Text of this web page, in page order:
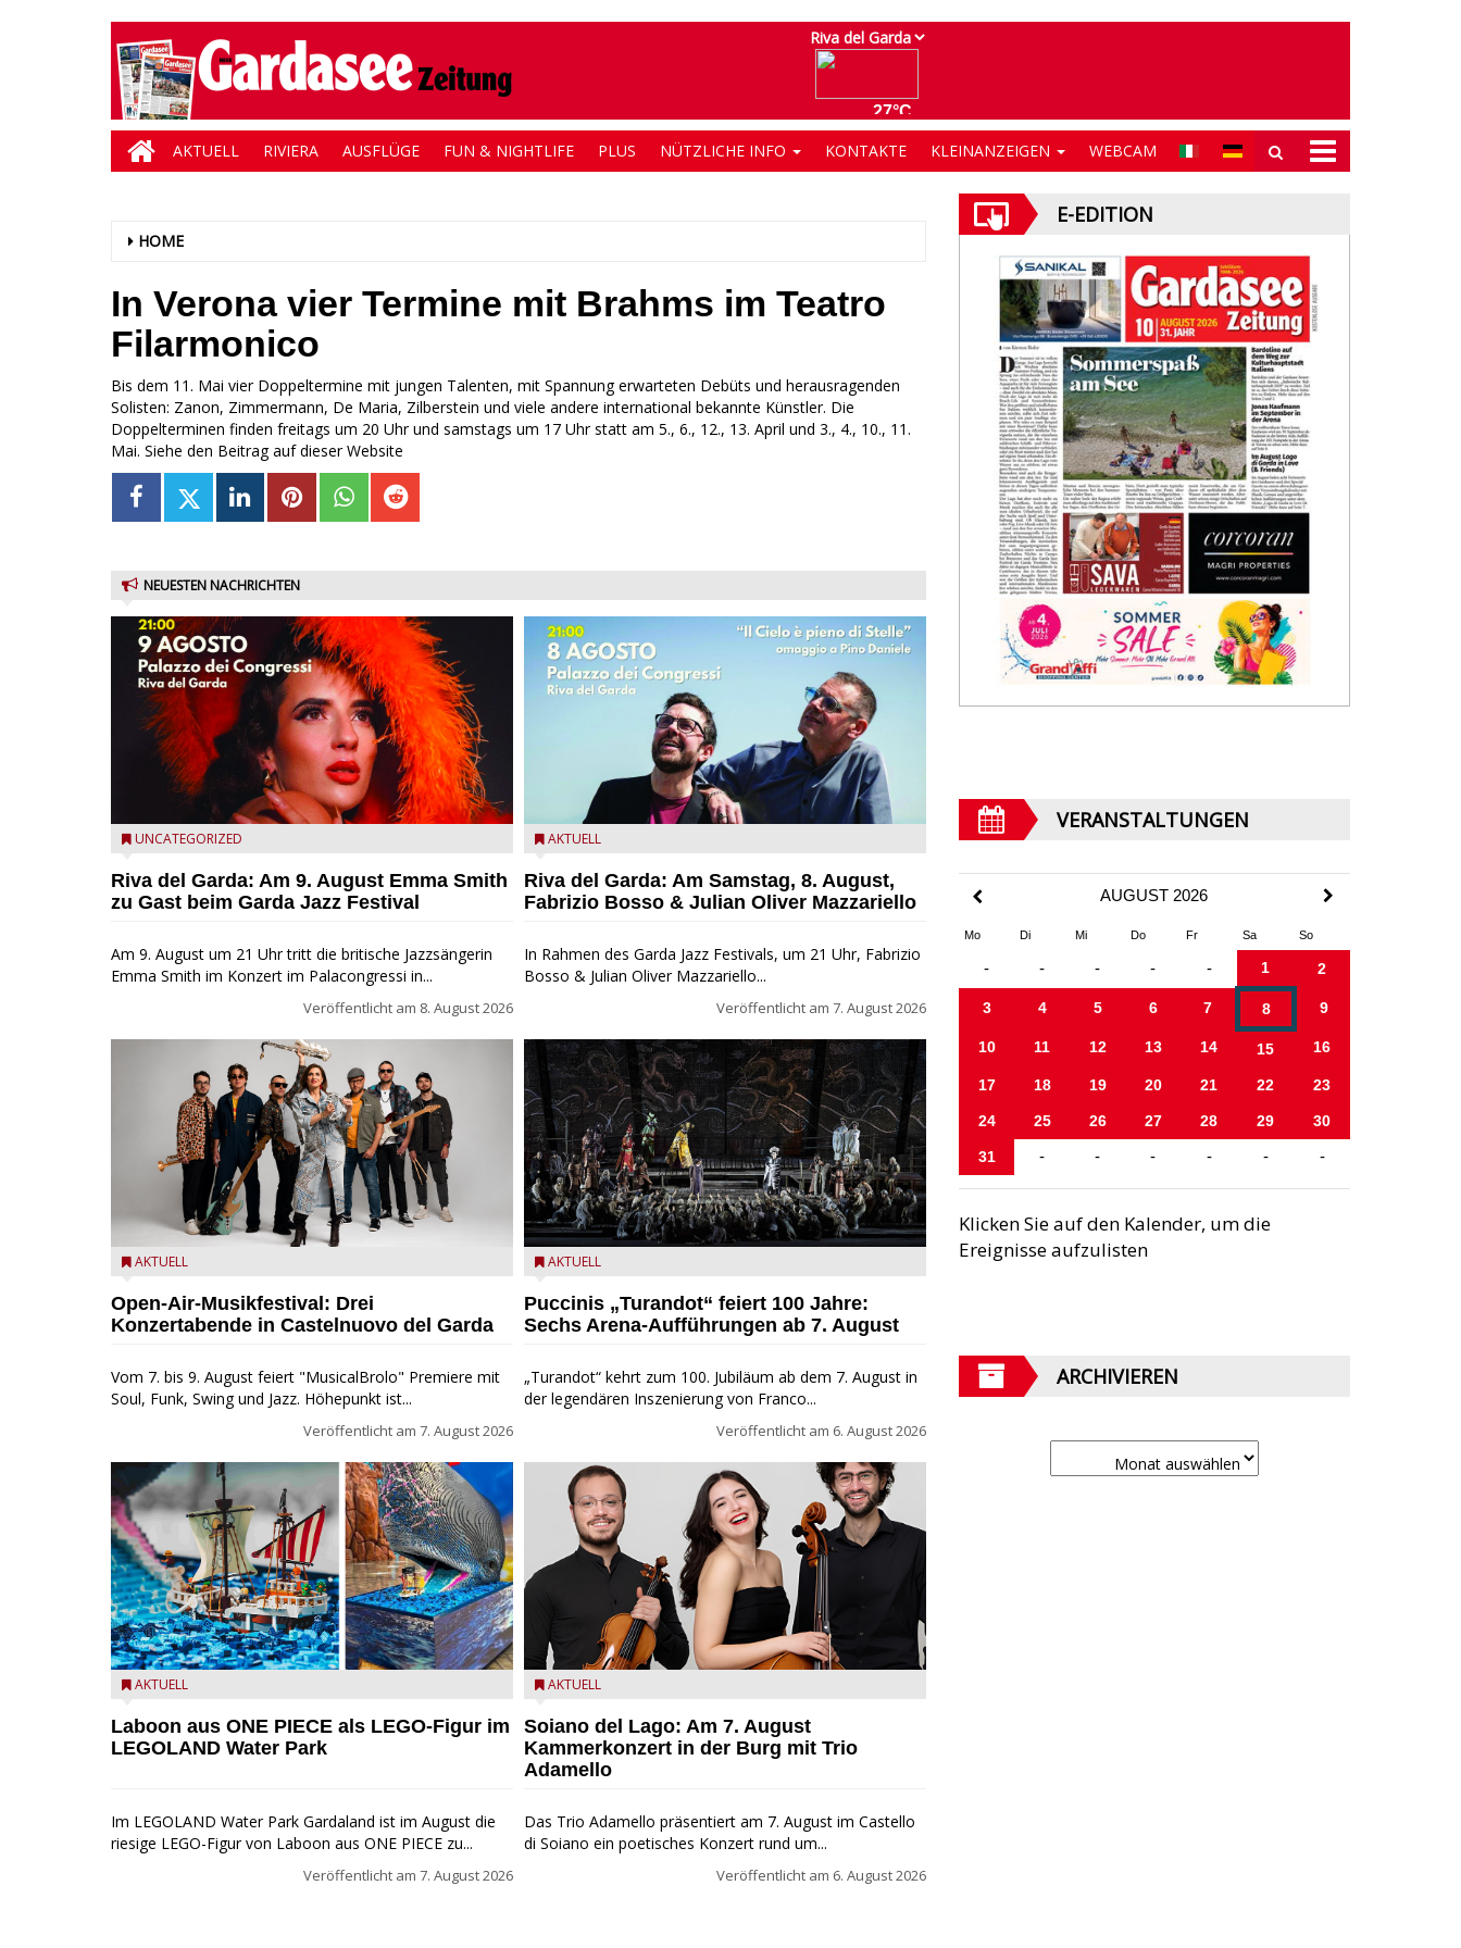
AKTUELL RIVIERA AUSFLÜGE FUN & NIGHTLIFE PLUS NÜTZLICHE INFO KONTAKTE KLEINANZEIGEN WEBCAM
HOME
In Verona vier Termine mit Brahms im Teatro
Filarmonico
Bis dem 11. Mai vier Doppeltermine mit jungen Talenten, mit Spannung erwarteten Debüts und herausragenden
Solisten: Zanon, Zimmermann, De Maria, Zilberstein und viele andere international bekannte Künstler. Die
Doppelterminen finden freitags um 20 Uhr und samstags um 17 Uhr statt am 5., 6., 12., 13. April und 3., 4., 10., 11.
Mai. Siehe den Beitrag auf dieser Website
NEUESTEN NACHRICHTEN
Riva del Garda - Emma Smith zu Gast beim Garda Jazz
UNCATEGORIZED
Riva del Garda: Am 9. August Emma Smith
zu Gast beim Garda Jazz Festival
Am 9. August um 21 Uhr tritt die britische Jazzsängerin
Emma Smith im Konzert im Palacongressi in...
Veröffentlicht am 8. August 2026
Castelnuovo del Garda: Die "Dirotta su Cuba" zu Gast
AKTUELL
Open-Air-Musikfestival: Drei
Konzertabende in Castelnuovo del Garda
Vom 7. bis 9. August feiert "MusicalBrolo" Premiere mit
Soul, Funk, Swing und Jazz. Höhepunkt ist...
Veröffentlicht am 7. August 2026
Laboon aus ONE PIECE als LEGO-Figur im LEGOLAND
AKTUELL
Laboon aus ONE PIECE als LEGO-Figur im
LEGOLAND Water Park
Im LEGOLAND Water Park Gardaland ist im August die
riesige LEGO-Figur von Laboon aus ONE PIECE zu...
Veröffentlicht am 7. August 2026
Fabrizio Bosso & Julian Oliver Mazzariello zu Gast beim
AKTUELL
Riva del Garda: Am Samstag, 8. August,
Fabrizio Bosso & Julian Oliver Mazzariello
In Rahmen des Garda Jazz Festivals, um 21 Uhr, Fabrizio
Bosso & Julian Oliver Mazzariello...
Veröffentlicht am 7. August 2026
Turandot in der Arena von Verona - Ennevi für
AKTUELL
Puccinis „Turandot“ feiert 100 Jahre:
Sechs Arena-Aufführungen ab 7. August
„Turandot“ kehrt zum 100. Jubiläum ab dem 7. August in
der legendären Inszenierung von Franco...
Veröffentlicht am 6. August 2026
Trio Adamello
AKTUELL
Soiano del Lago: Am 7. August
Kammerkonzert in der Burg mit Trio
Adamello
Das Trio Adamello präsentiert am 7. August im Castello
di Soiano ein poetisches Konzert rund um...
Veröffentlicht am 6. August 2026
E-EDITION
VERANSTALTUNGEN
AUGUST 2026
Mo Di Mi Do Fr Sa So
- - - - - 1 2
3 4 5 6 7 8 9
10 11 12 13 14 15 16
17 18 19 20 21 22 23
24 25 26 27 28 29 30
31 - - - - - -
Klicken Sie auf den Kalender, um die
Ereignisse aufzulisten
ARCHIVIEREN